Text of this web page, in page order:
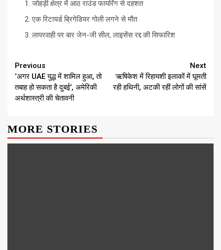
जोहड़ी क्षेत्र में आठ राउंड फायरिंग से दहशत
एक रिटायर्ड ब्रिगेडियर गोली लगने से मौत
लापरवाही पर बार जेन-जी सील, लाइसेंस रद्द की सिफारिश
Continue
Reading
Previous
‘अगर UAE युद्ध में शामिल हुआ, तो
तबाह हो सकता है दुबई’, अमेरिकी
अर्थशास्त्री की चेतावनी
Next
ऋषिकेश में रिहायशी इलाकों में घूमती
रही हथिनी, अटकी रहीं लोगों की सांसें
MORE STORIES